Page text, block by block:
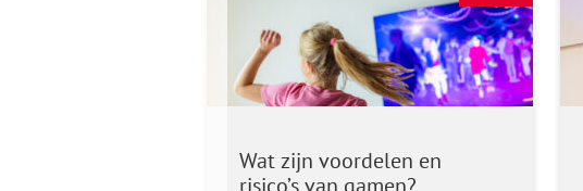
Wat zijn voordelen en